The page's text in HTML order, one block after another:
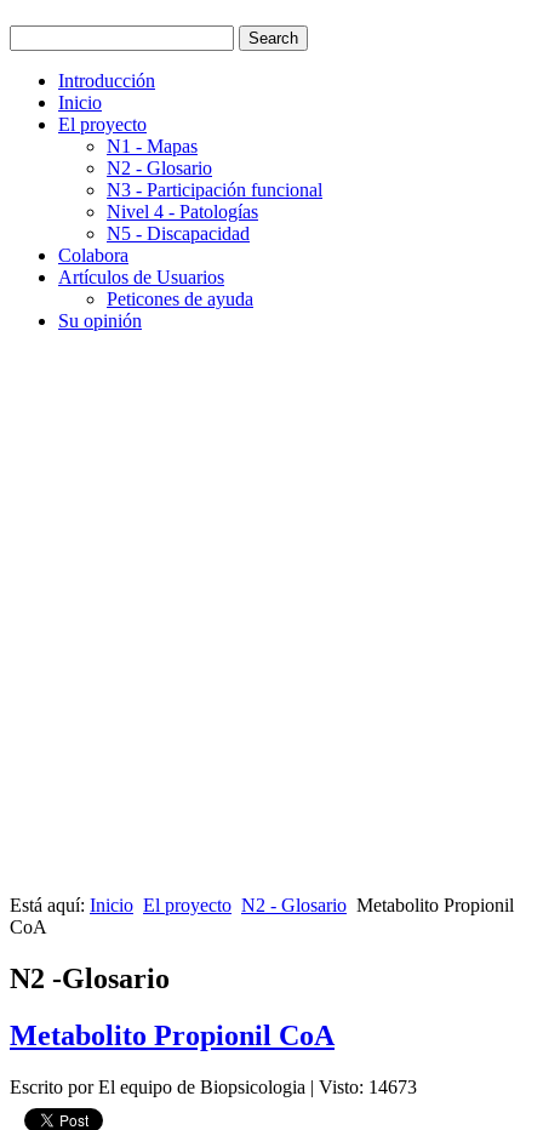
Introducción
Inicio
El proyecto
N1 - Mapas
N2 - Glosario
N3 - Participación funcional
Nivel 4 - Patologías
N5 - Discapacidad
Colabora
Artículos de Usuarios
Peticones de ayuda
Su opinión
Está aquí: Inicio El proyecto N2 - Glosario Metabolito Propionil
CoA
N2 -Glosario
Metabolito Propionil CoA
Escrito por El equipo de Biopsicologia | Visto: 14673